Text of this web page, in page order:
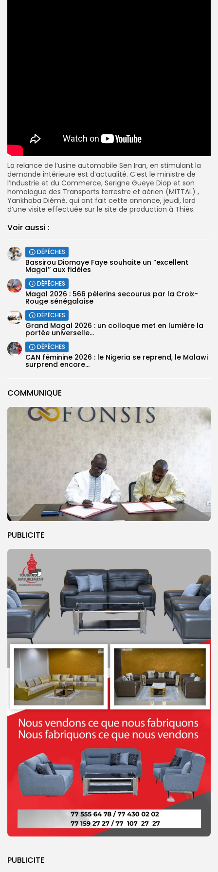
COMMUNIQUE
PUBLICITE
PUBLICITE
La relance de l’usine automobile Sen Iran, en stimulant la
demande intérieure est d’actualité. C’est le ministre de
l’Industrie et du Commerce, Serigne Gueye Diop et son
homologue des Transports terrestre et aérien (MITTAL) ,
Yankhoba Diémé, qui ont fait cette annonce, jeudi, lord
d’une visite effectuée sur le site de production à Thiès.
Voir aussi :
DÉPÊCHES
Bassirou Diomaye Faye souhaite un ‘’excellent
Magal’’ aux fidèles
DÉPÊCHES
Magal 2026 : 566 pèlerins secourus par la Croix-
Rouge sénégalaise
DÉPÊCHES
Grand Magal 2026 : un colloque met en lumière la
portée universelle...
DÉPÊCHES
‎CAN féminine 2026 : le Nigeria se reprend, le Malawi
surprend encore...